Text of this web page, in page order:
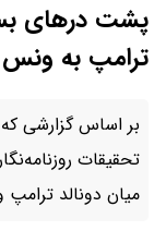
پشت درهای
ترامپ به
بر اساس گزارشی
تحقیقات
میان دونالد